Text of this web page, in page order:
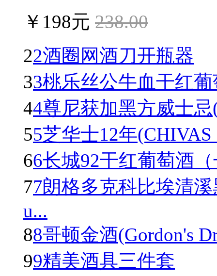
￥198元 238.00
22酒圈网酒刀开瓶器
33桃乐丝公牛血干红葡
44尊尼获加黑方威士忌
55芝华士12年
66长城92干红葡萄酒
77朗格多克科比埃清
u...
88哥顿金酒(Gordon's
99精美酒具三件套